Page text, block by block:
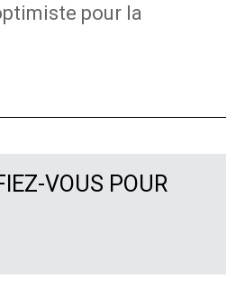
pour la
VOUS POUR